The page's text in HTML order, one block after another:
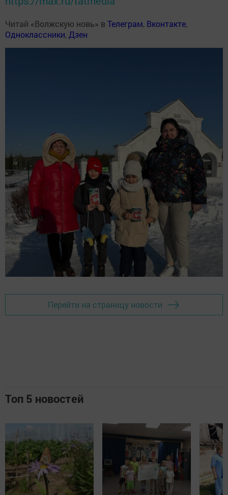
Читай «Волжскую новь» в Телеграм, Вконтакте,
Одноклассники, Дзен
Перейти на страницу новости
Топ 5 новостей